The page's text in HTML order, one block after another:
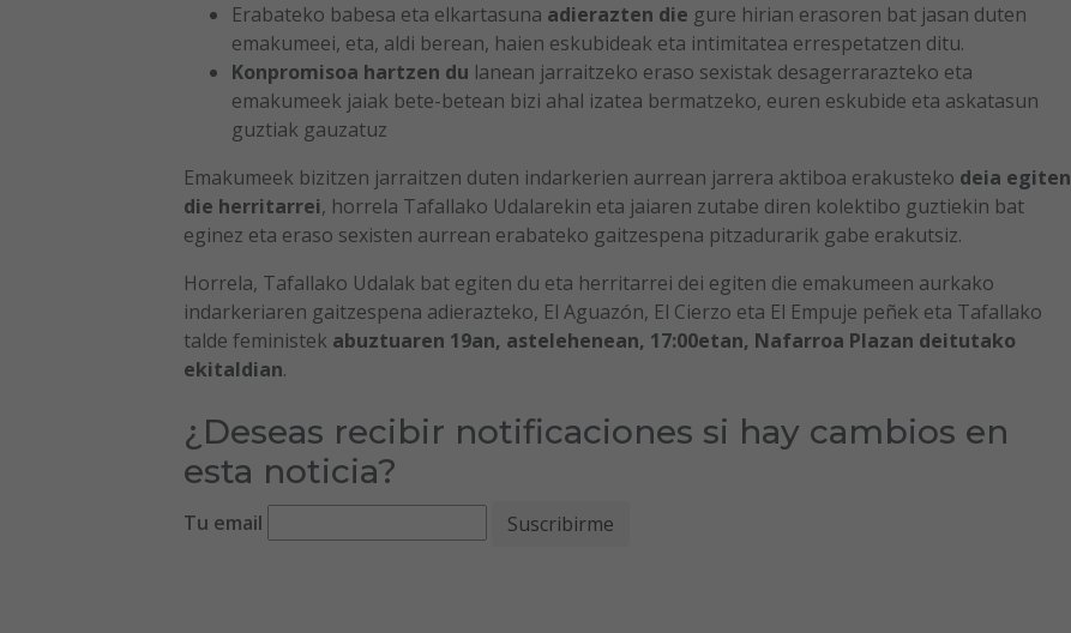
Erabateko babesa eta elkartasuna adierazten die gure hirian erasoren bat jasan duten
emakumeei, eta, aldi berean, haien eskubideak eta intimitatea errespetatzen ditu.
Konpromisoa hartzen du lanean jarraitzeko eraso sexistak desagerrarazteko eta
emakumeek jaiak bete-betean bizi ahal izatea bermatzeko, euren eskubide eta askatasun
guztiak gauzatuz
Emakumeek bizitzen jarraitzen duten indarkerien aurrean jarrera aktiboa erakusteko deia egiten
die herritarrei, horrela Tafallako Udalarekin eta jaiaren zutabe diren kolektibo guztiekin bat
eginez eta eraso sexisten aurrean erabateko gaitzespena pitzadurarik gabe erakutsiz.
Horrela, Tafallako Udalak bat egiten du eta herritarrei dei egiten die emakumeen aurkako
indarkeriaren gaitzespena adierazteko, El Aguazón, El Cierzo eta El Empuje peñek eta Tafallako
talde feministek abuztuaren 19an, astelehenean, 17:00etan, Nafarroa Plazan deitutako
ekitaldian.
¿Deseas recibir notificaciones si hay cambios en
esta noticia?
Tu email